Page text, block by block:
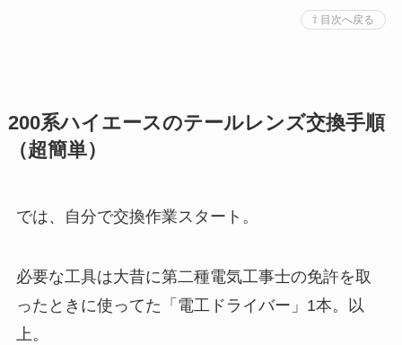
⇧ 目次へ戻る
200系ハイエースのテールレンズ交換手順
（超簡単）
では、自分で交換作業スタート。
必要な工具は大昔に第二種電気工事士の免許を取
ったときに使ってた「電工ドライバー」1本。以
上。